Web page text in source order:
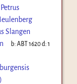
Petrus
Slangen
b:ABT 1620d:1